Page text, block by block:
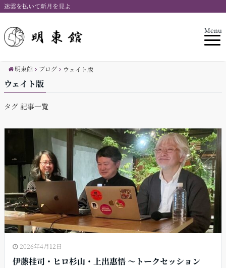
迷雲を払いて新月を見よ
Menu
明東館 ブログ ウェイト版
ウェイト版
タグ 記事一覧
2026年4月12日
伊藤桂司・ヒロ杉山・上出惠悟 〜トークセッション